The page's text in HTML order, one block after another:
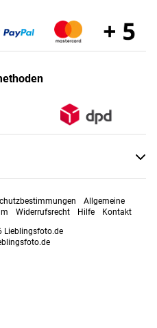
Allgemeine
Widerrufsrecht Hilfe
Kontakt
Lieblingsfoto.de